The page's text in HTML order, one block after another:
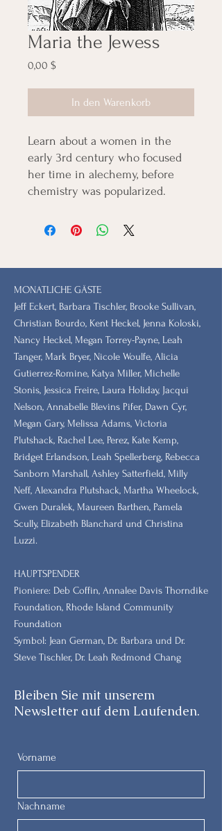
Maria the Jewess
0,00 $Preis
In den Warenkorb
Learn about a women in the
early 3rd century who focused
her time in alechemy, before
chemistry was popularized.
MONATLICHE GÄSTE
Jeff Eckert, Barbara Tischler, Brooke Sullivan,
Christian Bourdo, Kent Heckel, Jenna Koloski,
Nancy Heckel, Megan Torrey-Payne, Leah
Tanger, Mark Bryer, Nicole Woulfe, Alicia
Gutierrez-Romine, Katya Miller, Michelle
Stonis, Jessica Freire, Laura Holiday, Jacqui
Nelson, Annabelle Blevins Pifer, Dawn Cyr,
Megan Gary, Melissa Adams, Victoria
Plutshack, Rachel Lee, Perez, Kate Kemp,
Bridget Erlandson, Leah Spellerberg, Rebecca
Sanborn Marshall, Ashley Satterfield, Milly
Neff, Alexandra Plutshack, Martha Wheelock,
Gwen Duralek, Maureen Barthen, Pamela
Scully, Elizabeth Blanchard und Christina
Luzzi.
HAUPTSPENDER
Pioniere: Deb Coffin, Annalee Davis Thorndike
Foundation, Rhode Island Community
Foundation
Symbol: Jean German, Dr. Barbara und Dr.
Steve Tischler, Dr. Leah Redmond Chang
Bleiben Sie mit unserem
Newsletter auf dem Laufenden.
Vorname
Nachname